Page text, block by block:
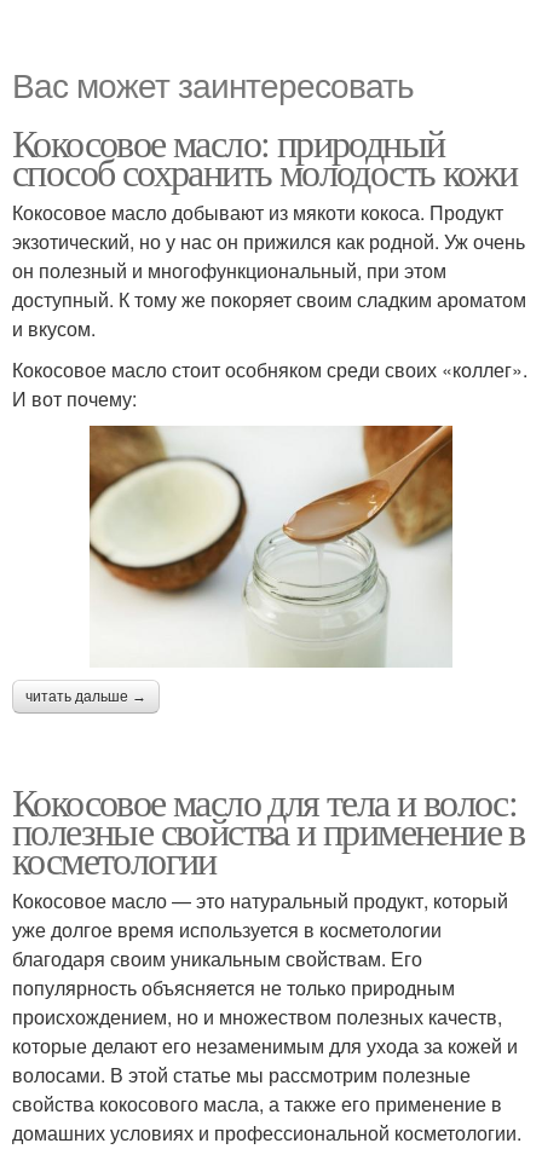
Вас может заинтересовать
Кокосовое масло: природный
способ сохранить молодость кожи
Кокосовое масло добывают из мякоти кокоса. Продукт
экзотический, но у нас он прижился как родной. Уж очень
он полезный и многофункциональный, при этом
доступный. К тому же покоряет своим сладким ароматом
и вкусом.
Кокосовое масло стоит особняком среди своих «коллег».
И вот почему:
читать дальше →
Кокосовое масло для тела и волос:
полезные свойства и применение в
косметологии
Кокосовое масло — это натуральный продукт, который
уже долгое время используется в косметологии
благодаря своим уникальным свойствам. Его
популярность объясняется не только природным
происхождением, но и множеством полезных качеств,
которые делают его незаменимым для ухода за кожей и
волосами. В этой статье мы рассмотрим полезные
свойства кокосового масла, а также его применение в
домашних условиях и профессиональной косметологии.